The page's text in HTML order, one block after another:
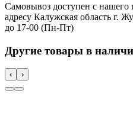
Самовывоз доступен с нашего
адресу Калужская область г.
до 17-00 (Пн-Пт)
Другие товары в
‹ ›